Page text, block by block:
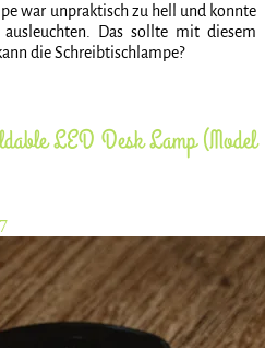
war unpraktisch zu hell und konnte
Das sollte mit diesem
die Schreibtischlampe?
LED Desk Lamp (Model